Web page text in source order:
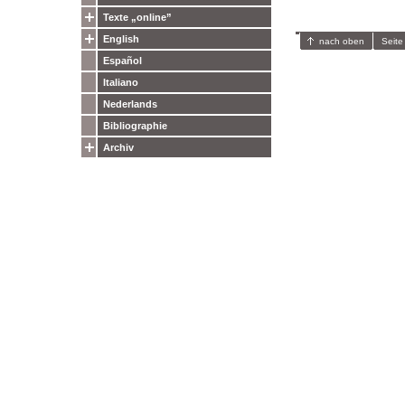
Texte „online”
English
Español
Italiano
Nederlands
Bibliographie
Archiv
nach oben Seite